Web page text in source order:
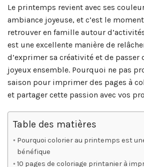
Le printemps revient avec ses
ambiance joyeuse, et c’est le
retrouver en famille autour
est une excellente manière de
d’exprimer sa créativité et de passer
joyeux ensemble. Pourquoi ne pas
saison pour imprimer des pages à
et partager cette passion avec vos
Table des matières
Pourquoi colorier au printemps est
bénéfique
10 pages de coloriage printanier à